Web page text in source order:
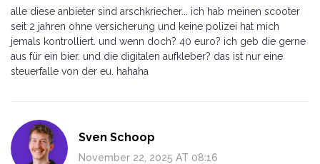
alle diese anbieter sind arschkriecher... ich hab meinen scooter
seit 2 jahren ohne versicherung und keine polizei hat mich
jemals kontrolliert. und wenn doch? 40 euro? ich geb die gerne
aus für ein bier. und die digitalen aufkleber? das ist nur eine
steuerfalle von der eu. hahaha
Sven Schoop
November 22, 2025 AT 08:16